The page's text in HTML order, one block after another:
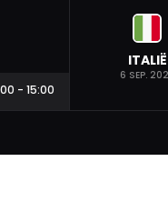
- 15:00
ITALIË
6 SEP.